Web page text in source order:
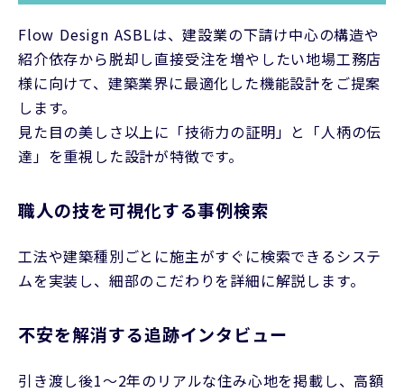
Flow Design ASBLは、建設業の下請け中心の構造や
紹介依存から脱却し直接受注を増やしたい地場工務店
様に向けて、建築業界に最適化した機能設計をご提案
します。
見た目の美しさ以上に「技術力の証明」と「人柄の伝
達」を重視した設計が特徴です。
職人の技を可視化する事例検索
工法や建築種別ごとに施主がすぐに検索できるシステ
ムを実装し、細部のこだわりを詳細に解説します。
不安を解消する追跡インタビュー
引き渡し後1～2年のリアルな住み心地を掲載し、高額